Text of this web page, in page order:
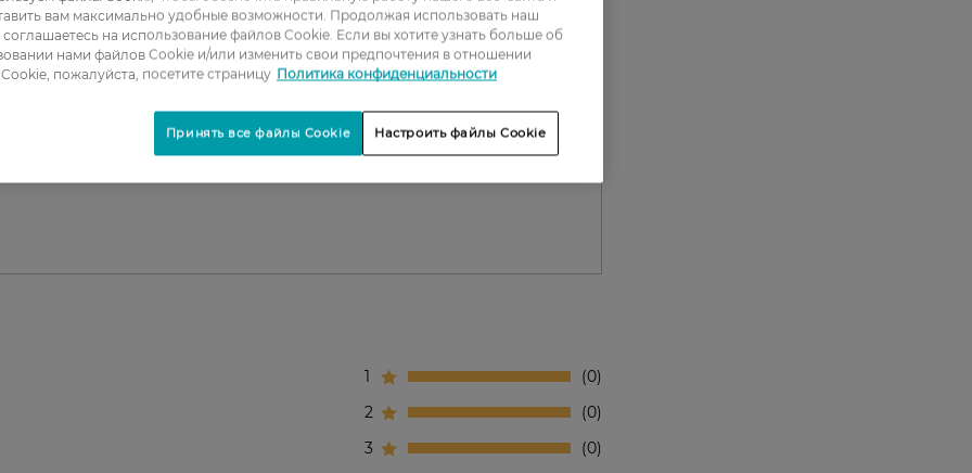
обезвоживание.
кожи лица и шеи перед выходом на солнце.
покраснениям кожа.
1
0
2
0
3
0
вам максимально удобные возможности. Продолжая использовать наш
соглашаетесь на использование файлов Cookie. Если вы хотите узнать больше об
нами файлов Cookie и/или изменить свои предпочтения в отношении
пожалуйста, посетите страницу Политика конфиденциальности
Настроить файлы Cookie
Принять все файлы Cookie